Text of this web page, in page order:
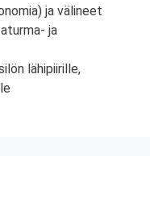
ja välineet
ja
lähipiirille,